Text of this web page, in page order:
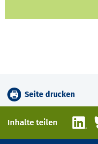
Seite drucken
Inhalte teilen